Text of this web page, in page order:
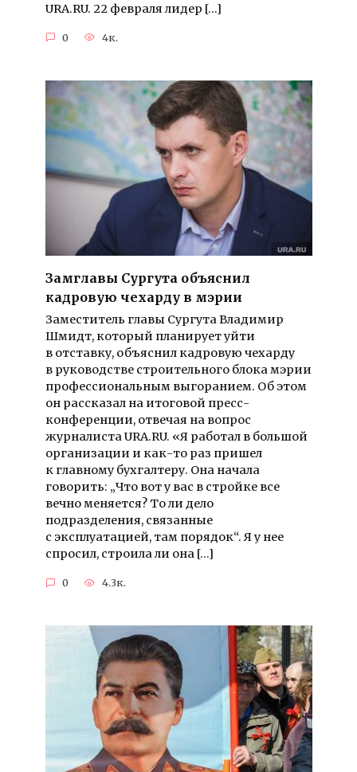
URA.RU. 22 февраля лидер […]
0 4к.
Замглавы Сургута объяснил
кадровую чехарду в мэрии
Заместитель главы Сургута Владимир
Шмидт, который планирует уйти
в отставку, объяснил кадровую чехарду
в руководстве строительного блока мэрии
профессиональным выгоранием. Об этом
он рассказал на итоговой пресс-
конференции, отвечая на вопрос
журналиста URA.RU. «Я работал в большой
организации и как-то раз пришел
к главному бухгалтеру. Она начала
говорить: „Что вот у вас в стройке все
вечно меняется? То ли дело
подразделения, связанные
с эксплуатацией, там порядок“. Я у нее
спросил, строила ли она […]
0 4.3к.